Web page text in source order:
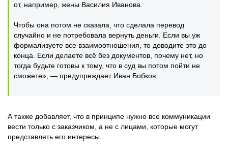
от, например, жены Василия Иванова.
Чтобы она потом не сказала, что сделала перевод
случайно и не потребовала вернуть деньги. Если вы уж
формализуете все взаимоотношения, то доводите это до
конца. Если делаете всё без документов, почему нет, но
тогда будьте готовы к тому, что в суд вы потом пойти не
сможете», — предупреждает Иван Бобков.
А также добавляет, что в принципе нужно все коммуникации
вести только с заказчиком, а не с лицами, которые могут
представлять его интересы.